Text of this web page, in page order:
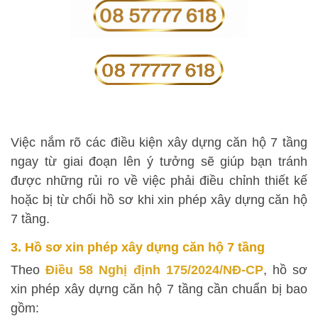
Việc nắm rõ các điều kiện xây dựng căn hộ 7 tầng
ngay từ giai đoạn lên ý tưởng sẽ giúp bạn tránh
được những rủi ro về việc phải điều chỉnh thiết kế
hoặc bị từ chối hồ sơ khi xin phép xây dựng căn hộ
7 tầng.
3. Hồ sơ xin phép xây dựng căn hộ 7 tầng
TheoĐiều 58 Nghị định 175/2024/NĐ-CP, hồ sơ
xin phép xây dựng căn hộ 7 tầng cần chuẩn bị bao
gồm: